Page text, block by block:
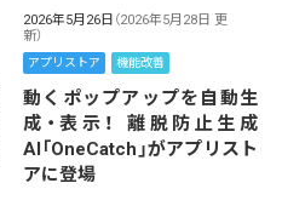
2026年5月26日 （2026年5月28日 更
新）
アプリストア 機能改善
動くポップアップを自動生
成・表示！ 離脱防止生成
AI「OneCatch」がアプリスト
アに登場